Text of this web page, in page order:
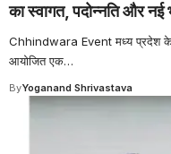
का स्वागत, पदोन्नति और नई
Chhindwara Event मध्य प्रदेश के
आयोजित एक…
ByYoganand Shrivastava